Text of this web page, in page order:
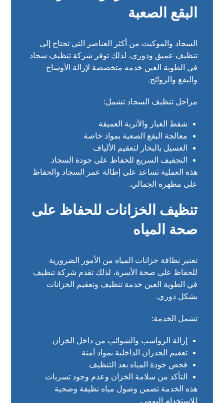
البقع الصعبة
السجاد والموكيت من أكثر العناصر التي تحتاج إلى
تنظيف عميق ودوري، لذلك توفر شركة تنظيف سجاد
في الطوية العين خدمه متخصصة لإزالة الأوساخ
والبقع والروائح.
مراحل تنظيف السجاد تشمل:
شفط الغبار والأتربة العميقة
معالجة البقع الصعبة بمواد خاصة
الغسيل بالبخار لتعقيم الألياف
التجفيف السريع للحفاظ على جودة السجاد
هذه العملية تساعد على إطالة عمر السجاد والحفاظ
على مظهره الجمالي.
تنظيف الخزانات للحفاظ على
صحة المياه
تعتبر نظافة خزانات المياه من الأمور الضرورية
للحفاظ على صحة الأسرة، لذلك تقدم شركة تنظيف
في الطوية العين خدمة تنظيف وتعقيم الخزانات
بشكل دوري.
تشمل الخدمة:
إزالة الرواسب والشوائب من داخل الخزان
تعقيم الجدران الداخلية بمواد آمنة
فحص جودة المياه بعد التنظيف
التأكد من سلامة الخزان وعدم وجود تسربات
هذه الخدمة تضمن وصول مياه نظيفة وصحية
للاستخدام اليومي.